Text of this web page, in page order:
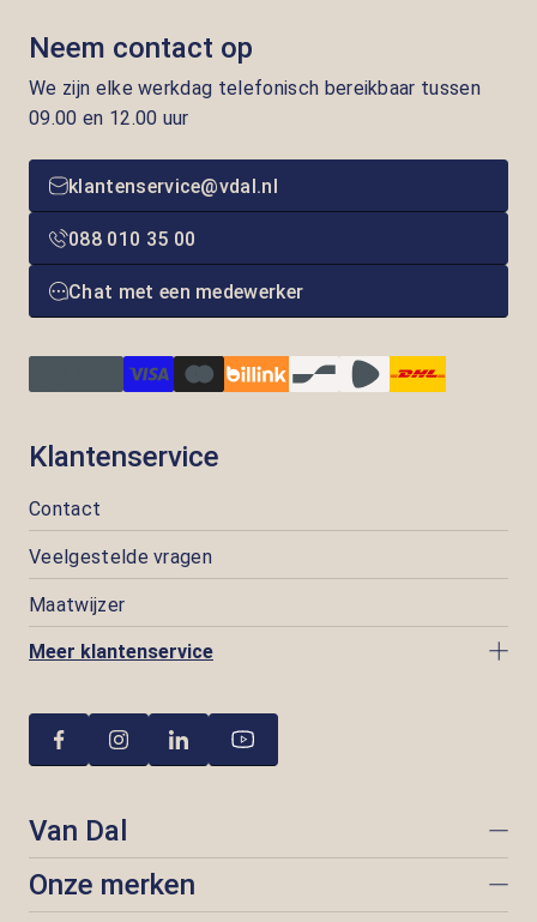
Neem contact op
We zijn elke werkdag telefonisch bereikbaar tussen
09.00 en 12.00 uur
klantenservice@vdal.nl
088 010 35 00
Chat met een medewerker
Klantenservice
Contact
Veelgestelde vragen
Maatwijzer
Meer klantenservice
Van Dal
Onze merken